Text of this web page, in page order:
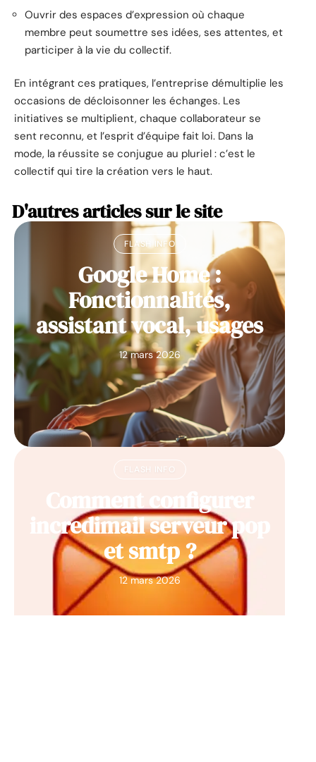
Ouvrir des espaces d’expression où chaque
membre peut soumettre ses idées, ses attentes, et
participer à la vie du collectif.
En intégrant ces pratiques, l’entreprise démultiplie les
occasions de décloisonner les échanges. Les
initiatives se multiplient, chaque collaborateur se
sent reconnu, et l’esprit d’équipe fait loi. Dans la
mode, la réussite se conjugue au pluriel : c’est le
collectif qui tire la création vers le haut.
D'autres articles sur le site
FLASH INFO
Google Home :
Fonctionnalités,
assistant vocal, usages
12 mars 2026
FLASH INFO
Comment configurer
incredimail serveur pop
et smtp ?
12 mars 2026